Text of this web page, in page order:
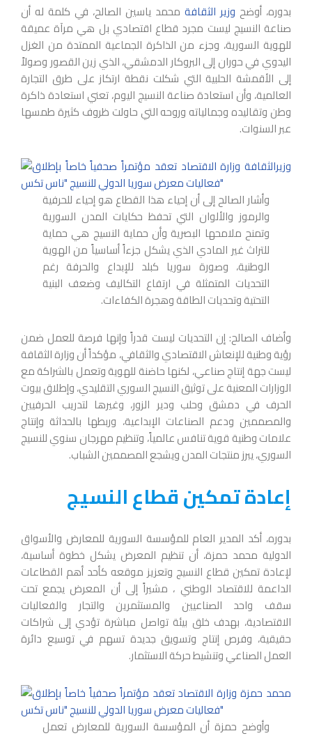
بدوره، أوضح وزير الثقافة محمد ياسين الصالح، في كلمة له أن
صناعة النسيج ليست مجرد قطاع اقتصادي بل هي مرآة عميقة
للهوية السورية، وجزء من الذاكرة الجماعية الممتدة من الغزل
اليدوي في حوران إلى البروكار الدمشقي، الذي زين القصور وصولاً
إلى الأقمشة الحلبية التي شكلت نقطة ارتكاز على طرق التجارة
العالمية، وأن استعادة صناعة النسيج اليوم، تعني استعادة ذاكرة
وطن وتقاليده وجمالياته وروحه التي حاولت ظروف كثيرة طمسها
عبر السنوات.
وأشار الصالح إلى أن إحياء هذا القطاع هو إحياء للحرفية
والرموز والألوان التي تحفظ حكايات المدن السورية
وتمنح ملامحها البصرية وأن حماية النسيج هي حماية
للتراث غير المادي الذي يشكل جزءاً أساسياً من الهوية
الوطنية، وصورة سوريا كبلد للإبداع والحرفة رغم
التحديات المتمثلة في ارتفاع التكاليف وضعف البنية
التحتية وتحديات الطاقة وهجرة الكفاءات.
وأضاف الصالح: إن التحديات ليست قدراً وإنها فرصة للعمل ضمن
رؤية وطنية للإنعاش الاقتصادي والثقافي، مؤكداً أن وزارة الثقافة
ليست جهة إنتاج صناعي، لكنها حاضنة للهوية وتعمل بالشراكة مع
الوزارات المعنية على توثيق النسيج السوري التقليدي، وإطلاق بيوت
الحرف في دمشق وحلب ودير الزور، وغيرها لتدريب الحرفيين
والمصممين ودعم الصناعات الإبداعية، وربطها بالحداثة وإنتاج
علامات وطنية قوية تنافس عالمياً، وتنظيم مهرجان سنوي للنسيج
السوري، يبرز منتجات المدن ويشجع المصممين الشباب.
إعادة تمكين قطاع النسيج
بدوره، أكد المدير العام للمؤسسة السورية للمعارض والأسواق
الدولية محمد حمزة، أن تنظيم المعرض يشكل خطوة أساسية،
لإعادة تمكين قطاع النسيج وتعزيز موقعه كأحد أهم القطاعات
الداعمة للاقتصاد الوطني ، مشيراً إلى أن المعرض يجمع تحت
سقف واحد الصناعيين والمستثمرين والتجار والفعاليات
الاقتصادية، بهدف خلق بيئة تواصل مباشرة تؤدي إلى شراكات
حقيقية، وفرص إنتاج وتسويق جديدة تسهم في توسيع دائرة
العمل الصناعي وتنشيط حركة الاستثمار.
وأوضح حمزة أن المؤسسة السورية للمعارض تعمل